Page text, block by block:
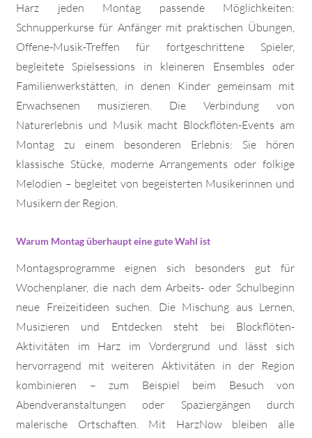
Harz jeden Montag passende Möglichkeiten:
Schnupperkurse für Anfänger mit praktischen Übungen,
Offene-Musik-Treffen für fortgeschrittene Spieler,
begleitete Spielsessions in kleineren Ensembles oder
Familienwerkstätten, in denen Kinder gemeinsam mit
Erwachsenen musizieren. Die Verbindung von
Naturerlebnis und Musik macht Blockflöten-Events am
Montag zu einem besonderen Erlebnis: Sie hören
klassische Stücke, moderne Arrangements oder folkige
Melodien – begleitet von begeisterten Musikerinnen und
Musikern der Region.
Warum Montag überhaupt eine gute Wahl ist
Montagsprogramme eignen sich besonders gut für
Wochenplaner, die nach dem Arbeits- oder Schulbeginn
neue Freizeitideen suchen. Die Mischung aus Lernen,
Musizieren und Entdecken steht bei Blockflöten-
Aktivitäten im Harz im Vordergrund und lässt sich
hervorragend mit weiteren Aktivitäten in der Region
kombinieren – zum Beispiel beim Besuch von
Abendveranstaltungen oder Spaziergängen durch
malerische Ortschaften. Mit HarzNow bleiben alle